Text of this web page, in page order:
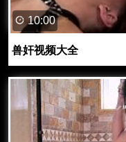
10:00
兽奸视频大全